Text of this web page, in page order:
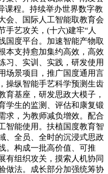
课程。持续举办世界数字教
会、国际人工智能取教育会
手艺攻关，(十六)建牢“人
国度平台。加速智能产物取
本支持愈加集约高效，高效
习、实训、实践，研发使用
场景项目，推广国度通用言
操纵智能手艺科学预测生齿
育基座，研发思政大模子，
学生的监测、评估和康复锻
求，为教师减负增效。配合
智能使用。扶植国度教育智
、全员、全时的沉浸式思政
。构成一批高价值、可推
有组织攻关，摸索人机协同
做法。成长部分加强统筹协